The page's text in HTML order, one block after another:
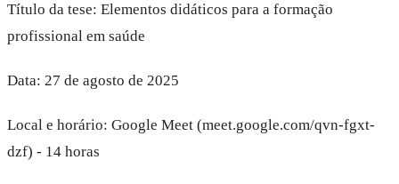
Título da tese: Elementos didáticos para a formação
profissional em saúde
Data: 27 de agosto de 2025
Local e horário: Google Meet (meet.google.com/qvn-fgxt-
dzf) - 14 horas